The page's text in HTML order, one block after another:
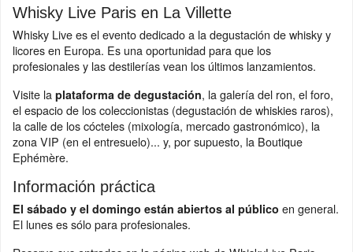
Whisky Live Paris en La Villette
Whisky Live es el evento dedicado a la degustación de whisky y
licores en Europa. Es una oportunidad para que los
profesionales y las destilerías vean los últimos lanzamientos.
Visite la plataforma de degustación, la galería del ron, el foro,
el espacio de los coleccionistas (degustación de whiskies raros),
la calle de los cócteles (mixología, mercado gastronómico), la
zona VIP (en el entresuelo)... y, por supuesto, la Boutique
Ephémère.
Información práctica
El sábado y el domingo están abiertos al público en general.
El lunes es sólo para profesionales.